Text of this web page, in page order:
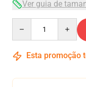
Ver guia de
Esta promoção